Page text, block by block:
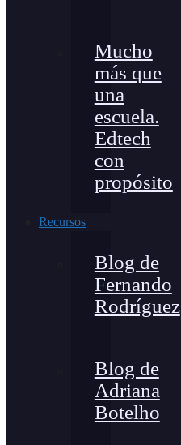
Mucho
más que
una
escuela.
Edtech
con
propósito
Recursos
Blog de
Fernando
Rodríguez
Blog de
Adriana
Botelho